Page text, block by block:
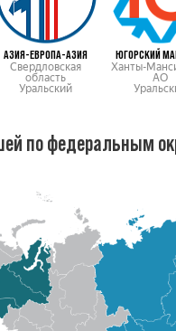
АЗИЯ-ЕВРОПА-АЗИЯ
Свердловская
область
Уральский
ЮГОРСКИЙ
Ханты-
АО
по федеральным